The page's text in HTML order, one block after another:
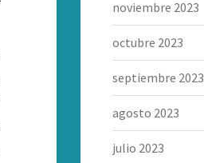
noviembre 2023
octubre 2023
septiembre 2023
agosto 2023
julio 2023